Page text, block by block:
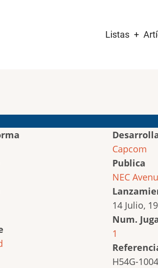
navigation
Listas
Capcom
Publica
NEC
14 Julio,
Num.
1
H54G-1004